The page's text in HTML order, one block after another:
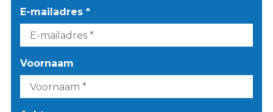
E-mailadres *
Voornaam